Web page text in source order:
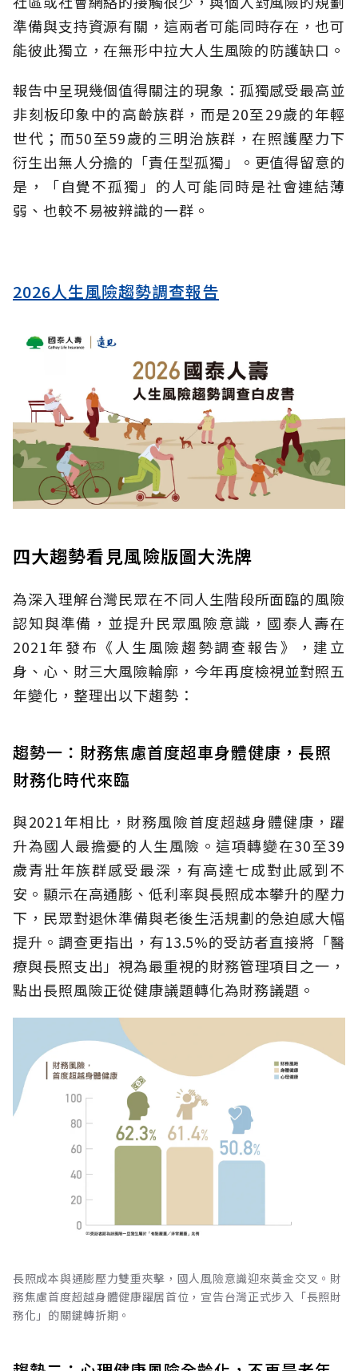
準備與支持資源有關，這兩者可能同時存在，也可
能彼此獨立，在無形中拉大人生風險的防護缺口。
報告中呈現幾個值得關注的現象：孤獨感受最高並
非刻板印象中的高齡族群，而是20至29歲的年輕
世代；而50至59歲的三明治族群，在照護壓力下
衍生出無人分擔的「責任型孤獨」。更值得留意的
是，「自覺不孤獨」的人可能同時是社會連結薄
弱、也較不易被辨識的一群。
2026人生風險趨勢調查報告
四大趨勢看見風險版圖大洗牌
為深入理解台灣民眾在不同人生階段所面臨的風險
認知與準備，並提升民眾風險意識，國泰人壽在
2021年發布《人生風險趨勢調查報告》，建立
身、心、財三大風險輪廓，今年再度檢視並對照五
年變化，整理出以下趨勢：
趨勢一：財務焦慮首度超車身體健康，長照
財務化時代來臨
與2021年相比，財務風險首度超越身體健康，躍
升為國人最擔憂的人生風險。這項轉變在30至39
歲青壯年族群感受最深，有高達七成對此感到不
安。顯示在高通膨、低利率與長照成本攀升的壓力
下，民眾對退休準備與老後生活規劃的急迫感大幅
提升。調查更指出，有13.5%的受訪者直接將「醫
療與長照支出」視為最重視的財務管理項目之一，
點出長照風險正從健康議題轉化為財務議題。
長照成本與通膨壓力雙重夾擊，國人風險意識迎來黃金交叉。財
務焦慮首度超越身體健康躍居首位，宣告台灣正式步入「長照財
務化」的關鍵轉折期。